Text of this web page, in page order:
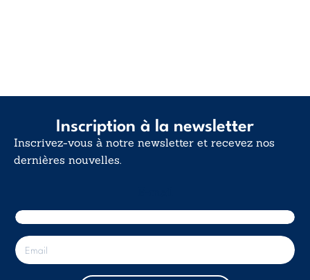
Inscription à la newsletter
Inscrivez-vous à notre newsletter et recevez nos
dernières nouvelles.
E
-
m